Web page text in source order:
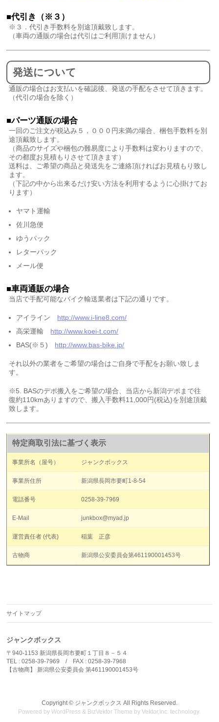
■代引き（※３）
※３．代引き手数料を別途頂戴致します。
（車両の通販の場合は代引はご利用頂けません）
発送について
通販の場合はお支払いを確認後、発送の手配をさせて頂きます。
（代引の場合を除く）
■パーツ通販の場合
一回のご注文が税込み５，０００円未満の場合、梱包手数料を別
途頂戴致します。
（商品のサイズや梱包の難易度により手数料は変わりますので、
その都度お見積もりさせて頂きます）
送料は、ご希望の商品と発送先をご連絡頂ければお見積もり致し
ます。
（下記の中から出来るだけ安い方法を利用するように心掛けてお
ります）
ヤマト運輸
佐川急便
ゆうパック
レターパック
メール便
■車両通販の場合
当店で手配可能なバイク輸送業者は下記の通りです。
アイライン http://www.i-line8.com/
高栄運輸 http://www.koei-t.com/
BAS(※５) http://www.bas-bike.jp/
それ以外の業者をご希望の場合はご自身で手配をお願い致しま
す。
※5. BASのデポ搬入をご希望の場合、当店から新潟デポまで往
復約110kmありますので、搬入手数料11,000円(税込)を別途頂戴
致します。
特定商取引法に基づく表示
事業所名（屋号） ジャンクボックス
事業所住所 新潟県長岡市要町1-8-54
電話番号 0258-39-7969
E-Mail junkbox@myad.jp
運営責任者 (代表) 稲葉 正彦
古物商 新潟県公安委員会第461190001453号
サイトマップ
ジャンクボックス
〒940-1153 新潟県長岡市要町１丁目８－５４
TEL : 0258-39-7969 / FAX : 0258-39-7968
【古物商】 新潟県公安委員会 第461190001453号
Copyright © ジャンクボックス All Rights Reserved.
Powered byWordPress & BizVektor Theme byVektor,Inc. technology.